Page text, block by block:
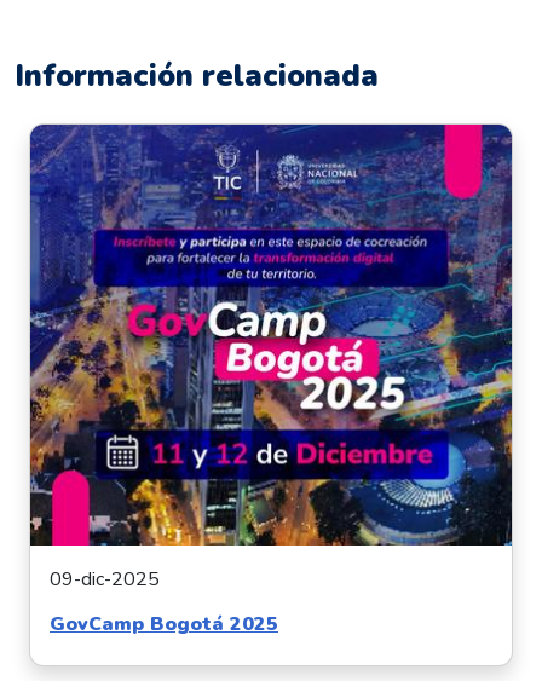
Información relacionada
09-dic-2025
GovCamp Bogotá 2025